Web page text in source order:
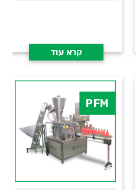
קרא עוד
PFM